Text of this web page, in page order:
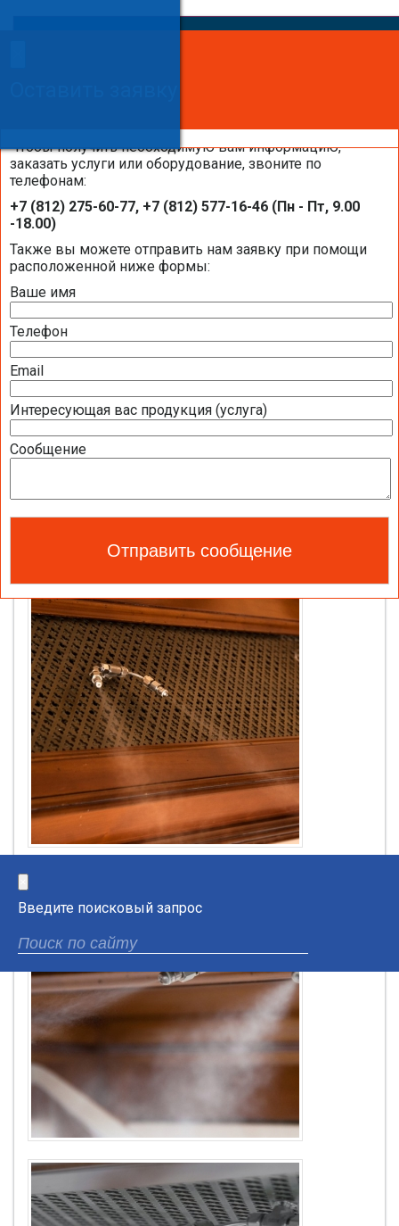
Введите поисковый запрос
Оставить заявку
Чтобы получить необходимую вам информацию,
заказать услуги или оборудование, звоните по
телефонам:
+7 (812) 275-60-77, +7 (812) 577-16-46 (Пн - Пт, 9.00
-18.00)
Также вы можете отправить нам заявку при помощи
расположенной ниже формы:
Ваше имя
Телефон
Email
Интересующая вас продукция (услуга)
Сообщение
Системы увлажнения воздуха Buhler-
AHS на объектах компании «Балтик-
Комфорт»